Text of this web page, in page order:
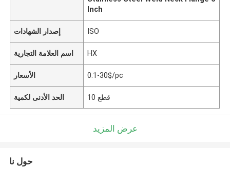
Inch
إصدار الشهادات ISO
اسم العلامة التجارية HX
الأسعار 0.1-30$/pc
الحد الأدنى لكمية 10 قطع
عرض المزيد
حول نا